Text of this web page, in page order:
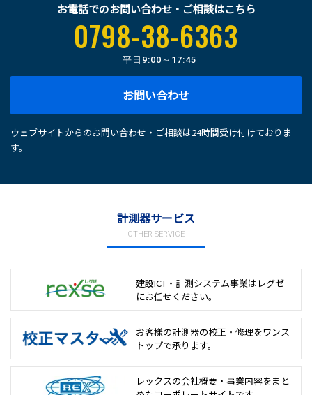
お電話でのお問い合わせ・ご相談はこちら
0798-38-6363
平日 9:00～17:45
お問い合わせ
ウェブサイトからのお問い合わせ・ご相談は24時間受け付けておりま
す。
計測器サービス
OTHER SERVICE
建設ICT・計測システム事業は レグゼ
にお任せください。
お客様の計測器の校正・修理をワンス
トップで承ります。
レックスの会社概要・事業内容をまと